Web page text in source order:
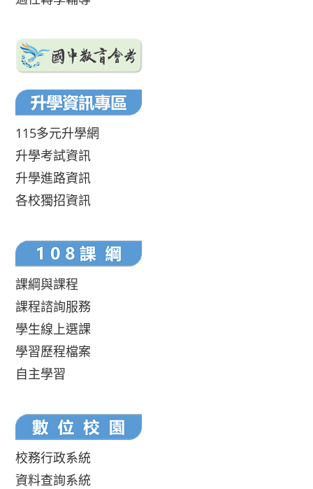
115多元升學網
升學考試資訊
升學進路資訊
各校獨招資訊
課綱與課程
課程諮詢服務
學生線上選課
學習歷程檔案
自主學習
校務行政系統
資料查詢系統